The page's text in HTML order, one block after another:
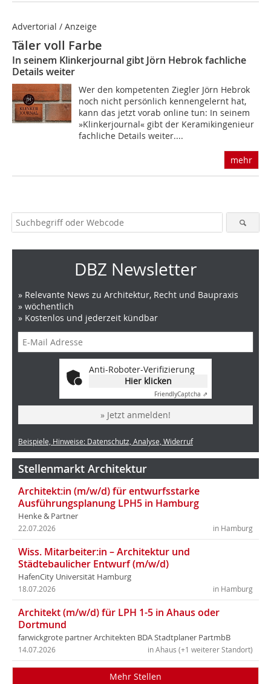
Advertorial / Anzeige
Täler voll Farbe
In seinem Klinkerjournal gibt Jörn Hebrok fachliche
Details weiter
Wer den kompetenten Ziegler Jörn Hebrok
noch nicht persönlich kennengelernt hat,
kann das jetzt vorab online tun: In seinem
»Klinkerjournal« gibt der Keramikingenieur
fachliche Details weiter....
mehr
DBZ Newsletter
» Relevante News zu Architektur, Recht und Baupraxis
» wöchentlich
» Kostenlos und jederzeit kündbar
Anti-Roboter-Verifizierung
Hier klicken
FriendlyCaptcha ⇗
» Jetzt anmelden!
Beispiele, Hinweise: Datenschutz, Analyse, Widerruf
Stellenmarkt Architektur
Architekt:in (m/w/d) für entwurfsstarke
Ausführungsplanung LPH5 in Hamburg
Henke & Partner
in Hamburg
22.07.2026
Wiss. Mitarbeiter:in – Architektur und
Städtebaulicher Entwurf (m/w/d)
HafenCity Universität Hamburg
in Hamburg
18.07.2026
Architekt (m/w/d) für LPH 1-5 in Ahaus oder
Dortmund
farwickgrote partner Architekten BDA Stadtplaner PartmbB
in Ahaus (+1 weiterer Standort)
14.07.2026
Mehr Stellen